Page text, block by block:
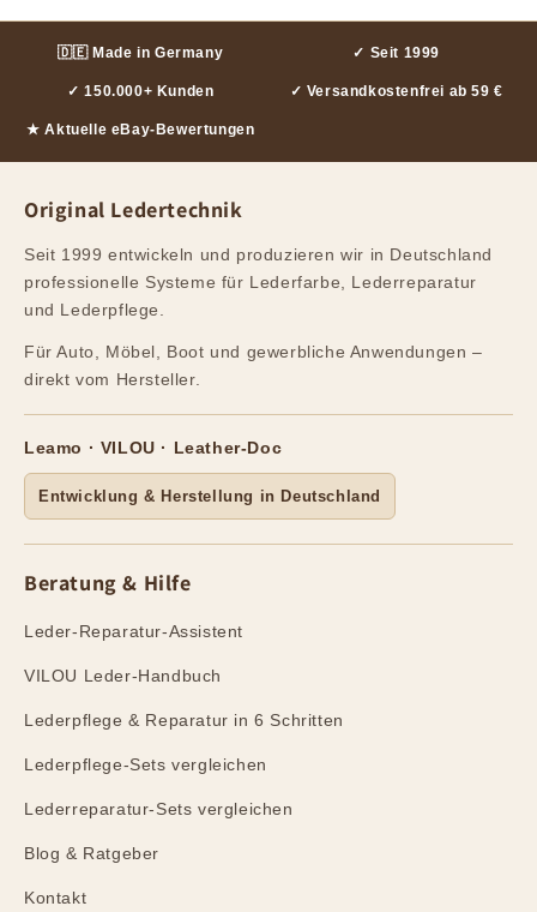
🇩🇪 Made in Germany ✓ Seit 1999
✓ 150.000+ Kunden ✓ Versandkostenfrei ab 59 €
★ Aktuelle eBay-Bewertungen
Original Ledertechnik
Seit 1999 entwickeln und produzieren wir in Deutschland
professionelle Systeme für Lederfarbe, Lederreparatur
und Lederpflege.
Für Auto, Möbel, Boot und gewerbliche Anwendungen –
direkt vom Hersteller.
Leamo · VILOU · Leather-Doc
Entwicklung & Herstellung in Deutschland
Beratung & Hilfe
Leder-Reparatur-Assistent
VILOU Leder-Handbuch
Lederpflege & Reparatur in 6 Schritten
Lederpflege-Sets vergleichen
Lederreparatur-Sets vergleichen
Blog & Ratgeber
Kontakt